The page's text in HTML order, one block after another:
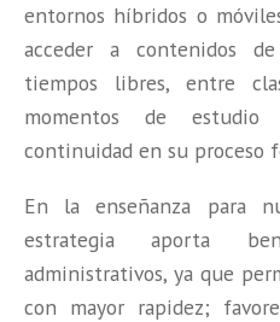
entornos híbridos o
acceder a contenidos
tiempos libres, entre
momentos de estudio
continuidad en su proceso
En la enseñanza para
estrategia aporta
administrativos, ya que
con mayor rapidez;